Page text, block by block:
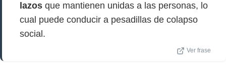
lazos que mantienen unidas a las personas, lo
cual puede conducir a pesadillas de colapso
social.
Ver frase